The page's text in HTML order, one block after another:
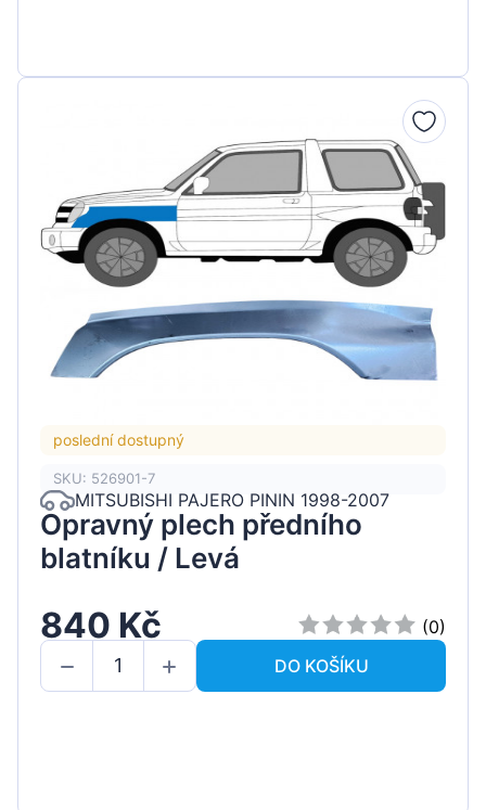
poslední dostupný
SKU: 526901-7
MITSUBISHI PAJERO PININ 1998-2007
Opravný plech předního
blatníku / Levá
840 Kč
(0)
DO KOŠÍKU